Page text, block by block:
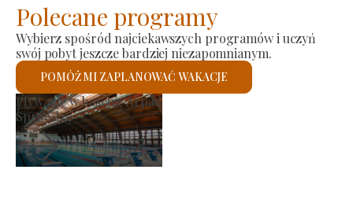
Polecane programy
Wybierz spośród najciekawszych programów i uczyń
swój pobyt jeszcze bardziej niezapomnianym.
POMÓŻ MI ZAPLANOWAĆ WAKACJE
Kościół rzymskokatolicki św.
Sprawdzę